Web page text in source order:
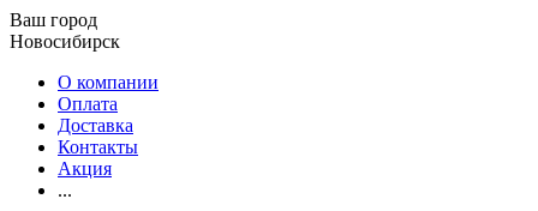
Ваш город
Новосибирск
О компании
Оплата
Доставка
Контакты
Акция
...